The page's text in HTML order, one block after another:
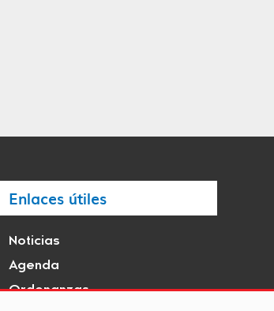
Enlaces útiles
Noticias
Agenda
Ordenanzas